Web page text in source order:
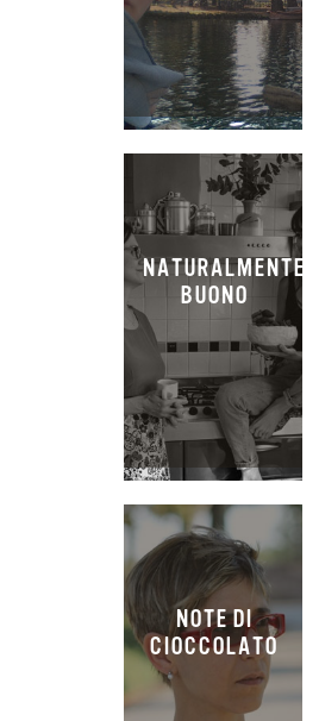
NATURALMENTE
BUONO
NOTE DI
CIOCCOLATO